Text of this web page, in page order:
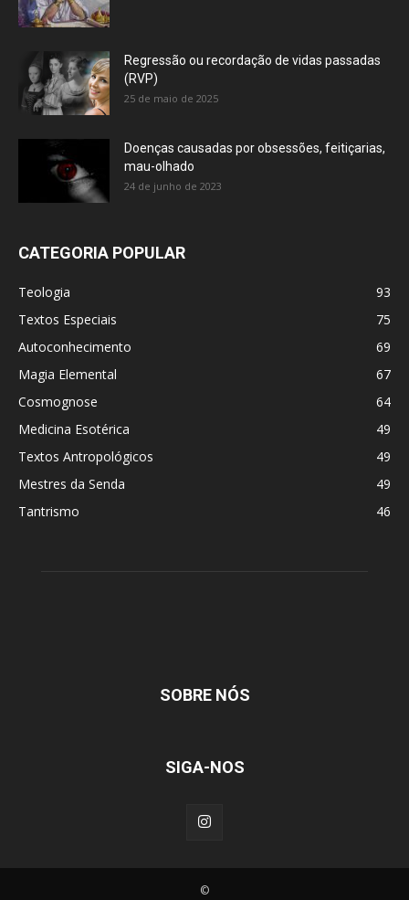
Regressão ou recordação de vidas passadas
(RVP)
25 de maio de 2025
Doenças causadas por obsessões, feitiçarias,
mau-olhado
24 de junho de 2023
CATEGORIA POPULAR
Teologia
93
Textos Especiais
75
Autoconhecimento
69
Magia Elemental
67
Cosmognose
64
Medicina Esotérica
49
Textos Antropológicos
49
Mestres da Senda
49
Tantrismo
46
SOBRE NÓS
SIGA-NOS
©